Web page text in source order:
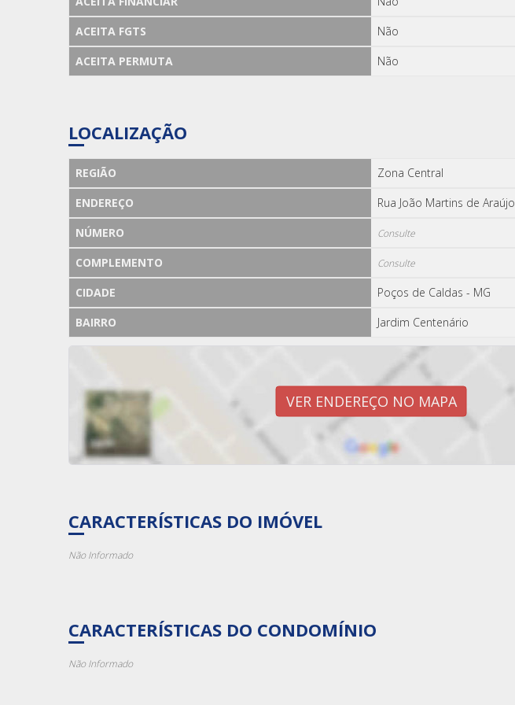
ACEITA FGTS
Não
ACEITA PERMUTA
Não
LOCALIZAÇÃO
REGIÃO
Zona Central
ENDEREÇO
Rua João Martins de Araújo
NÚMERO
Consulte
COMPLEMENTO Consulte
CIDADE
Poços de Caldas - MG
BAIRRO
Jardim Centenário
VER ENDEREÇO NO MAPA
CARACTERÍSTICAS DO IMÓVEL
Não Informado
CARACTERÍSTICAS DO CONDOMÍNIO
Não Informado